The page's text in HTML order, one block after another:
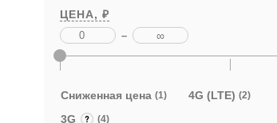
ЦЕНА, ₽
–
Сниженная цена (1) 4G (LTE) (2)
3G (4)